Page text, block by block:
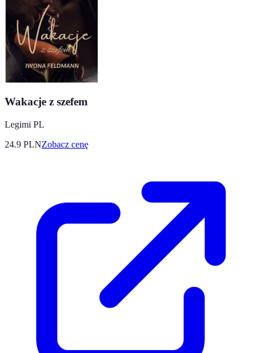
Wakacje z szefem
Legimi PL
24.9 PLNZobacz cenę